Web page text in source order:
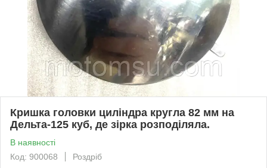
Кришка головки циліндра кругла 82 мм на
Дельта-125 куб, де зірка розподіляла.
В наявності
Код: 900068
Роздріб